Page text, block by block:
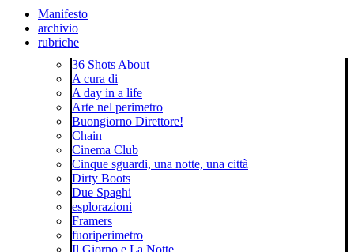
Manifesto
archivio
rubriche
36 Shots About
A cura di
A day in a life
Arte nel perimetro
Buongiorno Direttore!
Chain
Cinema Club
Cinque sguardi, una notte, una città
Dirty Boots
Due Spaghi
esplorazioni
Framers
fuoriperimetro
Il Giorno e La Notte